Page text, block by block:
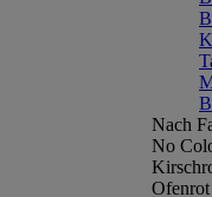
Nach
No
Ofenrot